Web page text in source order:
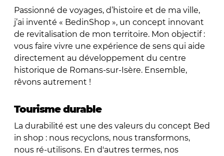
Passionné de voyages, d’histoire et de ma ville,
j’ai inventé « BedinShop », un concept innovant
de revitalisation de mon territoire. Mon objectif :
vous faire vivre une expérience de sens qui aide
directement au développement du centre
historique de Romans-sur-Isère. Ensemble,
rêvons autrement !
Tourisme durable
La durabilité est une des valeurs du concept Bed
in shop : nous recyclons, nous transformons,
nous ré-utilisons. En d'autres termes, nos